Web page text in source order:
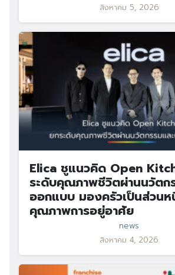
สิงหาคม 5, 2026
Elica ชูแนวคิด Open
ระดับคุณภาพชีวิตผ่านนวัตก
ออกแบบ มองครัวเป็นส่วน
คุณภาพการอยู่อาศัย
news
สิงหาคม 4, 2026